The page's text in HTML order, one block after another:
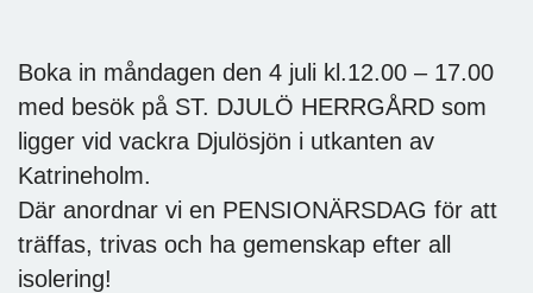
Boka in måndagen den 4 juli kl.12.00 – 17.00
med besök på ST. DJULÖ HERRGÅRD som
ligger vid vackra Djulösjön i utkanten av
Katrineholm.
Där anordnar vi en PENSIONÄRSDAG för att
träffas, trivas och ha gemenskap efter all
isolering!